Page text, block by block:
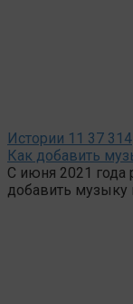
Истории 11 37 314
Как добавить
С июня 2021 года
добавить музыку